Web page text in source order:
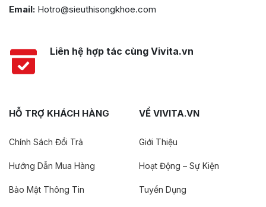
Email: Hotro@sieuthisongkhoe.com
Liên hệ hợp tác cùng Vivita.vn
HỖ TRỢ KHÁCH HÀNG
Chính Sách Đổi Trả
Hướng Dẫn Mua Hàng
Bảo Mật Thông Tin
VỀ VIVITA.VN
Giới Thiệu
Hoạt Động – Sự Kiện
Tuyển Dụng